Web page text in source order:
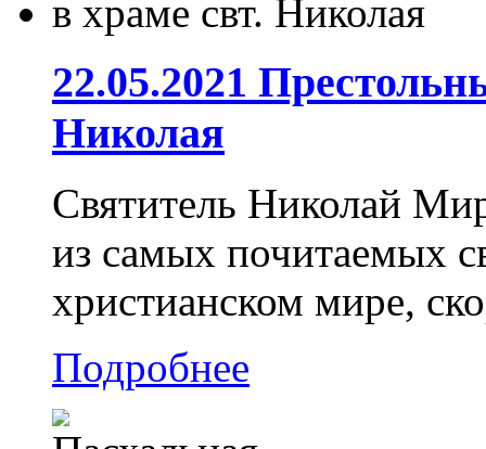
22.05.2021
Николая
Святитель Николай
из самых почитаемых
христианском мире,
Подробнее